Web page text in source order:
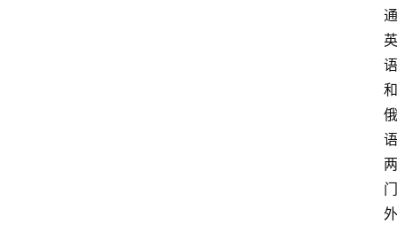
通
英
语
和
俄
语
两
门
外